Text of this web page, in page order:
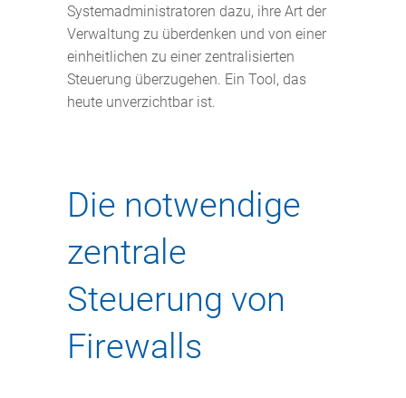
Systemadministratoren dazu, ihre Art der
Verwaltung zu überdenken und von einer
einheitlichen zu einer zentralisierten
Steuerung überzugehen. Ein Tool, das
heute unverzichtbar ist.
Die notwendige
zentrale
Steuerung von
Firewalls